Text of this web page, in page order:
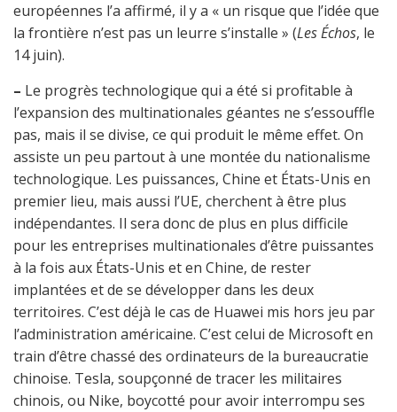
européennes l’a affirmé, il y a « un risque que l’idée que
la frontière n’est pas un leurre s’installe » (Les Échos, le
14 juin).
– Le progrès technologique qui a été si profitable à
l’expansion des multinationales géantes ne s’essouffle
pas, mais il se divise, ce qui produit le même effet. On
assiste un peu partout à une montée du nationalisme
technologique. Les puissances, Chine et États-Unis en
premier lieu, mais aussi l’UE, cherchent à être plus
indépendantes. Il sera donc de plus en plus difficile
pour les entreprises multinationales d’être puissantes
à la fois aux États-Unis et en Chine, de rester
implantées et de se développer dans les deux
territoires. C’est déjà le cas de Huawei mis hors jeu par
l’administration américaine. C’est celui de Microsoft en
train d’être chassé des ordinateurs de la bureaucratie
chinoise. Tesla, soupçonné de tracer les militaires
chinois, ou Nike, boycotté pour avoir interrompu ses